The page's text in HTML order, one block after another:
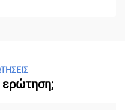
ερώτηση;